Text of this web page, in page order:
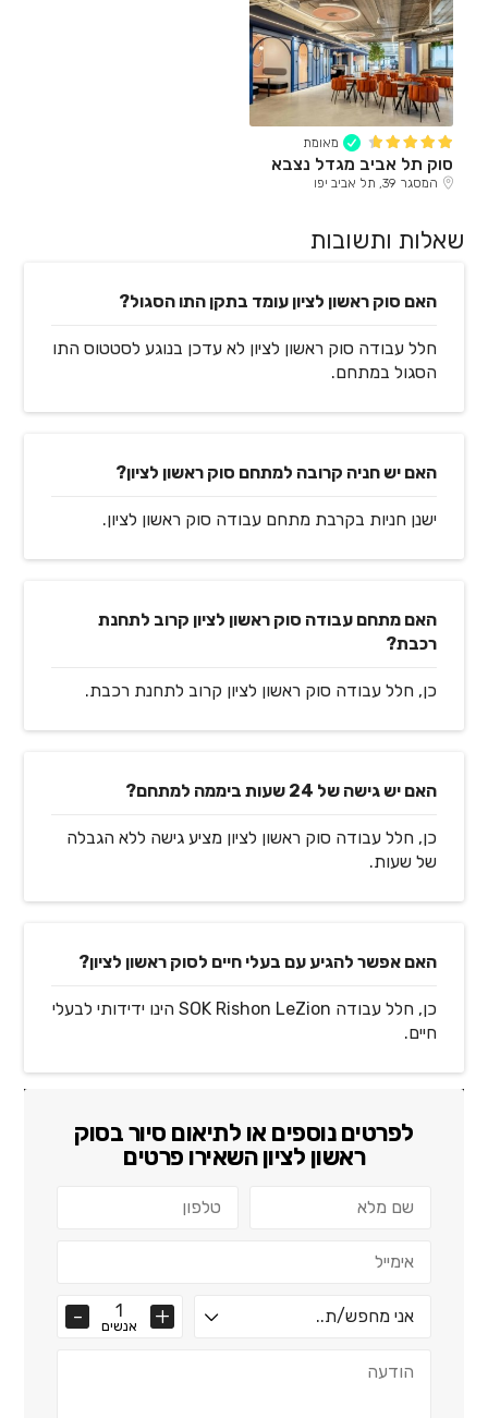
מאומת
סוק תל אביב מגדל נצבא
המסגר 39, תל אביב יפו
שאלות ותשובות
האם סוק ראשון לציון עומד בתקן התו הסגול?
חלל עבודה סוק ראשון לציון לא עדכן בנוגע לסטטוס התו
הסגול במתחם.
האם יש חניה קרובה למתחם סוק ראשון לציון?
ישנן חניות בקרבת מתחם עבודה סוק ראשון לציון.
האם מתחם עבודה סוק ראשון לציון קרוב לתחנת
רכבת?
כן, חלל עבודה סוק ראשון לציון קרוב לתחנת רכבת.
האם יש גישה של 24 שעות ביממה למתחם?
כן, חלל עבודה סוק ראשון לציון מציע גישה ללא הגבלה
של שעות.
האם אפשר להגיע עם בעלי חיים לסוק ראשון לציון?
כן, חלל עבודה SOK Rishon LeZion הינו ידידותי לבעלי
חיים.
לפרטים נוספים או לתיאום סיור בסוק
ראשון לציוןהשאירו פרטים
אנשים